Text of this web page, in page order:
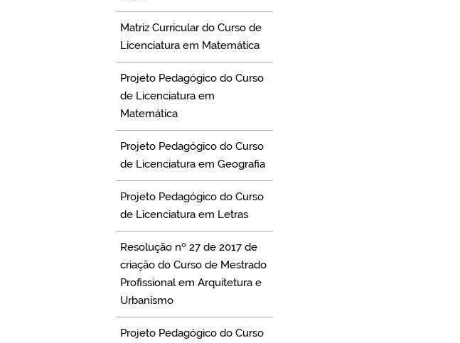
Matriz Curricular do Curso de
Licenciatura em Matemática
Projeto Pedagógico do Curso
de Licenciatura em
Matemática
Projeto Pedagógico do Curso
de Licenciatura em Geografia
Projeto Pedagógico do Curso
de Licenciatura em Letras
Resolução nº 27 de 2017 de
criação do Curso de Mestrado
Profissional em Arquitetura e
Urbanismo
Projeto Pedagógico do Curso